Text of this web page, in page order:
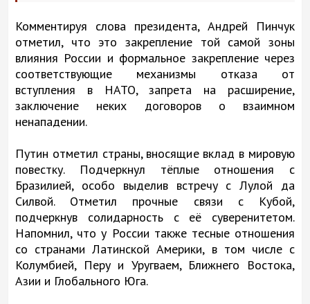
Комментируя слова президента, Андрей Пинчук
отметил, что это закрепление той самой зоны
влияния России и формальное закрепление через
соответствующие механизмы отказа от
вступления в НАТО, запрета на расширение,
заключение неких договоров о взаимном
ненападении.
Путин отметил страны, вносящие вклад в мировую
повестку. Подчеркнул тёплые отношения с
Бразилией, особо выделив встречу с Лулой да
Силвой. Отметил прочные связи с Кубой,
подчеркнув солидарность с её суверенитетом.
Напомнил, что у России также тесные отношения
со странами Латинской Америки, в том числе с
Колумбией, Перу и Уругваем, Ближнего Востока,
Азии и Глобального Юга.